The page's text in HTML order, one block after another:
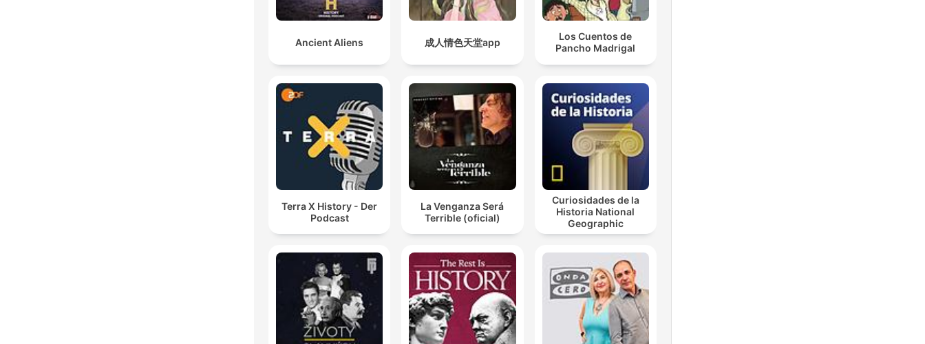
Ancient Aliens 成人情色天堂app
Los Cuentos de
Pancho Madrigal
Terra X History - Der
Podcast
La Venganza Será
Terrible (oficial)
Curiosidades de la
Historia National
Geographic